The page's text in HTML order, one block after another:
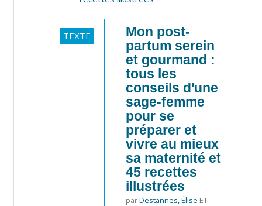
TEXTE
Mon post-
partum serein
et gourmand :
tous les
conseils d'une
sage-femme
pour se
préparer et
vivre au mieux
sa maternité et
45 recettes
illustrées
parDestannes, Élise ET